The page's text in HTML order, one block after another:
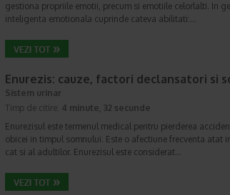
gestiona propriile emotii, precum si emotiile celorlalti. In
inteligenta emotionala cuprinde cateva abilitati:…
Enurezis: cauze, factori declansatori si
Sistem urinar
Timp de citire: 4 minute, 32 secunde
Enurezisul este termenul medical pentru pierderea
obicei in timpul somnului. Este o afectiune frecventa atat
cat si al adultilor. Enurezisul este considerat…